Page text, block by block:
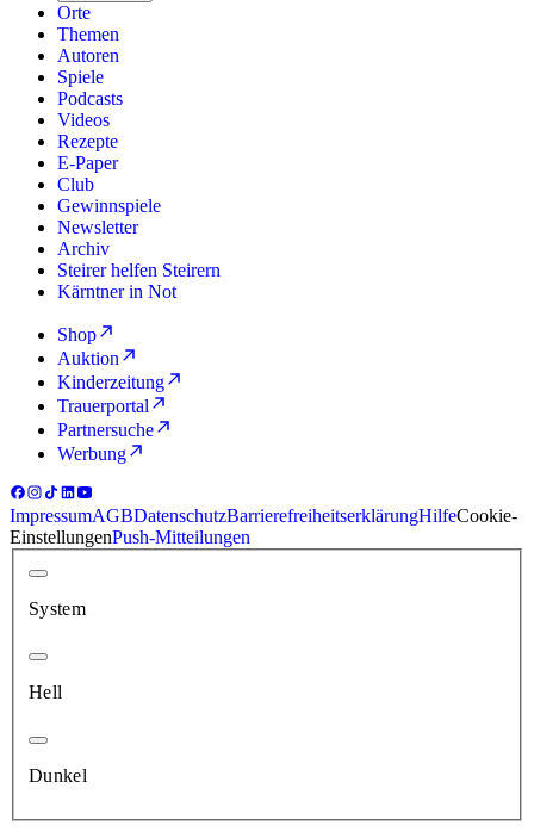
Orte
Themen
Autoren
Spiele
Podcasts
Videos
Rezepte
E-Paper
Club
Gewinnspiele
Newsletter
Archiv
Steirer helfen Steirern
Kärntner in Not
Shop
Auktion
Kinderzeitung
Trauerportal
Partnersuche
Werbung
ImpressumAGBDatenschutzBarrierefreiheitserklärungHilfeCookie-
EinstellungenPush-Mitteilungen
System
Hell
Dunkel